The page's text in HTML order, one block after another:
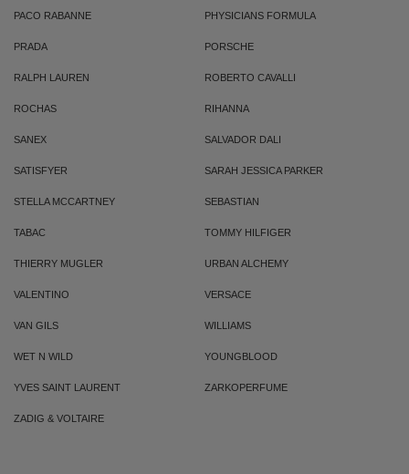
PACO RABANNE PHYSICIANS FORMULA
PRADA PORSCHE
RALPH LAUREN ROBERTO CAVALLI
ROCHAS RIHANNA
SANEX SALVADOR DALI
SATISFYER SARAH JESSICA PARKER
STELLA MCCARTNEY SEBASTIAN
TABAC TOMMY HILFIGER
THIERRY MUGLER URBAN ALCHEMY
VALENTINO VERSACE
VAN GILS WILLIAMS
WET N WILD YOUNGBLOOD
YVES SAINT LAURENT ZARKOPERFUME
ZADIG & VOLTAIRE